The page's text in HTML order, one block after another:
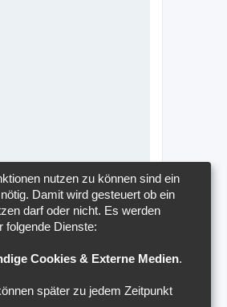
Alle Zeiten sindUTC+02:00
nutzen zu können sind ein
Damit wird gesteuert ob ein
darf oder nicht. Es werden
folgende Dienste:
Cookies & Externe Medien.
später zu jedem Zeitpunkt